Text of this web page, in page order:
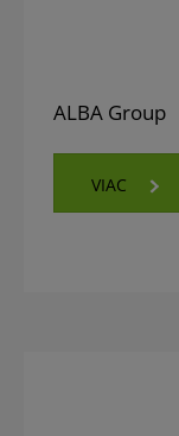
ALBA Group
VIAC